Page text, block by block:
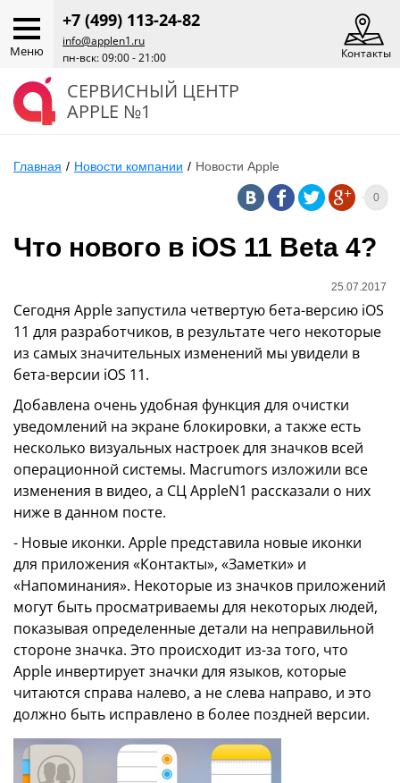
Меню
+7 (499) 113-24-82
info@applen1.ru
пн-вск: 09:00 - 21:00
Контакты
СЕРВИСНЫЙ ЦЕНТР
APPLE №1
Главная / Новости компании / Новости Apple
0
Что нового в iOS 11 Beta 4?
25.07.2017
Сегодня Apple запустила четвертую бета-версию iOS
11 для разработчиков, в результате чего некоторые
из самых значительных изменений мы увидели в
бета-версии iOS 11.
Добавлена ​​очень удобная функция для очистки
уведомлений на экране блокировки, а также есть
несколько визуальных настроек для значков всей
операционной системы. Macrumors изложили все
изменения в видео, а СЦ AppleN1 рассказали о них
ниже в данном посте.
- Новые иконки. Apple представила новые иконки
для приложения «Контакты», «Заметки» и
«Напоминания». Некоторые из значков приложений
могут быть просматриваемы для некоторых людей,
показывая определенные детали на неправильной
стороне значка. Это происходит из-за того, что
Apple инвертирует значки для языков, которые
читаются справа налево, а не слева направо, и это
должно быть исправлено в более поздней версии.